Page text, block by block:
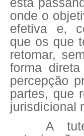
está
onde o
efetiva e,
que os que
retomar,
forma
percepção
partes, que
jurisdicional
A